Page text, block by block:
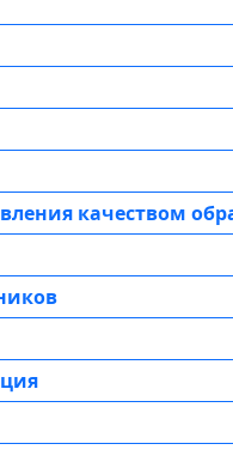
качеством